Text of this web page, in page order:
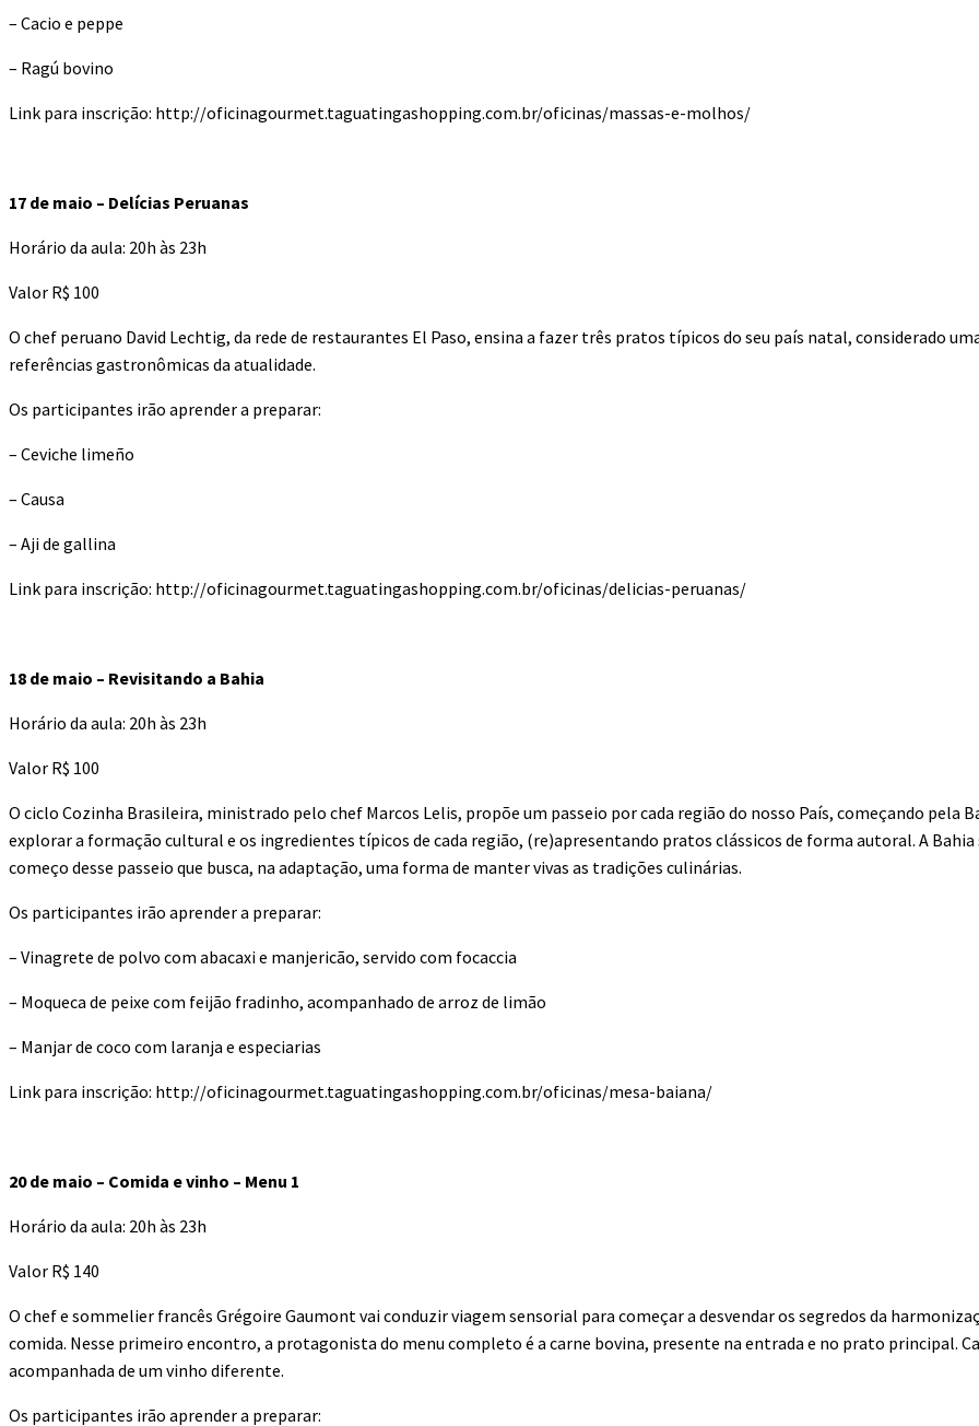
– Cacio e peppe
– Ragú bovino
Link para inscrição: http://oficinagourmet.taguatingashopping.com.br/oficinas/massas-e-molhos/
17 de maio – Delícias Peruanas
Horário da aula: 20h às 23h
Valor R$ 100
O chef peruano David Lechtig, da rede de restaurantes El Paso, ensina a fazer três pratos típicos do seu país natal, considerado
referências gastronômicas da atualidade.
Os participantes irão aprender a preparar:
– Ceviche limeño
– Causa
– Aji de gallina
Link para inscrição: http://oficinagourmet.taguatingashopping.com.br/oficinas/delicias-peruanas/
18 de maio – Revisitando a Bahia
Horário da aula: 20h às 23h
Valor R$ 100
O ciclo Cozinha Brasileira, ministrado pelo chef Marcos Lelis, propõe um passeio por cada região do nosso País, começando pela
explorar a formação cultural e os ingredientes típicos de cada região, (re)apresentando pratos clássicos de forma autoral. A Bahia
começo desse passeio que busca, na adaptação, uma forma de manter vivas as tradições culinárias.
Os participantes irão aprender a preparar:
– Vinagrete de polvo com abacaxi e manjericão, servido com focaccia
– Moqueca de peixe com feijão fradinho, acompanhado de arroz de limão
– Manjar de coco com laranja e especiarias
Link para inscrição: http://oficinagourmet.taguatingashopping.com.br/oficinas/mesa-baiana/
20 de maio – Comida e vinho – Menu 1
Horário da aula: 20h às 23h
Valor R$ 140
O chef e sommelier francês Grégoire Gaumont vai conduzir viagem sensorial para começar a desvendar os segredos da
comida. Nesse primeiro encontro, a protagonista do menu completo é a carne bovina, presente na entrada e no prato principal.
acompanhada de um vinho diferente.
Os participantes irão aprender a preparar: